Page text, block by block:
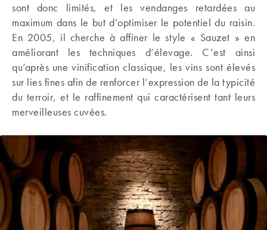
sont donc limités, et les vendanges retardées au
maximum dans le but d’optimiser le potentiel du raisin.
En 2005, il cherche à affiner le style « Sauzet » en
améliorant les techniques d’élevage. C’est ainsi
qu’après une vinification classique, les vins sont élevés
sur lies fines afin de renforcer l’expression de la typicité
du terroir, et le raffinement qui caractérisent tant leurs
merveilleuses cuvées.